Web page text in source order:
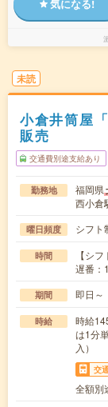
気になる!
未読
小倉井筒屋
販売
交通費別途支給あり
勤務地 福岡県
西小倉
曜日頻度 シフト
時間
【シ
遅番：
期間 即日～
時給
時給
は1分
入）
交
全額別